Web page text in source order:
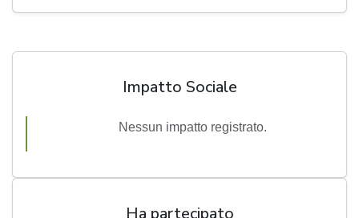
Impatto Sociale
Nessun impatto registrato.
Ha partecipato